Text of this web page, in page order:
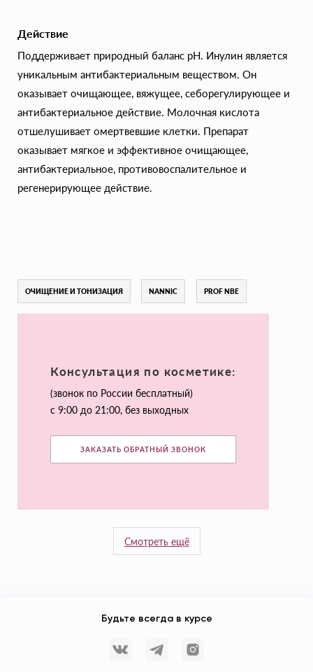
Действие
Поддерживает природный баланс рН. Инулин является
уникальным антибактериальным веществом. Он
оказывает очищающее, вяжущее, себорегулирующее и
антибактериальное действие. Молочная кислота
отшелушивает омертвевшие клетки. Препарат
оказывает мягкое и эффективное очищающее,
антибактериальное, противовоспалительное и
регенерирующее действие.
ОЧИЩЕНИЕ И ТОНИЗАЦИЯ NANNIC PROF NBE
Консультация по косметике:
(звонок по России бесплатный)
с 9:00 до 21:00, без выходных
ЗАКАЗАТЬ ОБРАТНЫЙ ЗВОНОК
Смотреть ещё
Будьте всегда в курсе